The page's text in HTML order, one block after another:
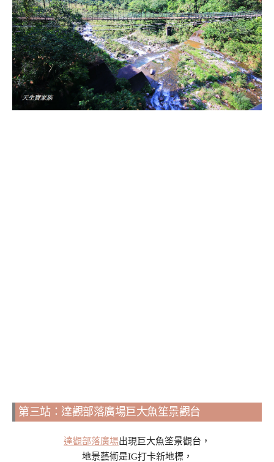
第三站：達觀部落廣場巨大魚笙景觀台
達觀部落廣場出現巨大魚筌景觀台，
地景藝術是IG打卡新地標，